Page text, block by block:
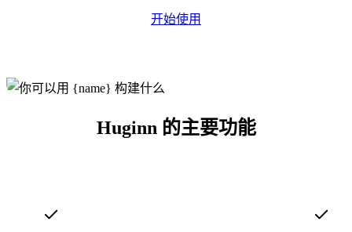
开始使用
Huginn 的主要功能